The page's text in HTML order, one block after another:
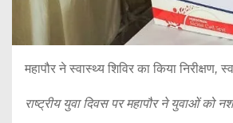
महापौर ने स्वास्थ्य शिविर का किया निरीक्षण,
राष्ट्रीय युवा दिवस पर महापौर ने युवाओं को